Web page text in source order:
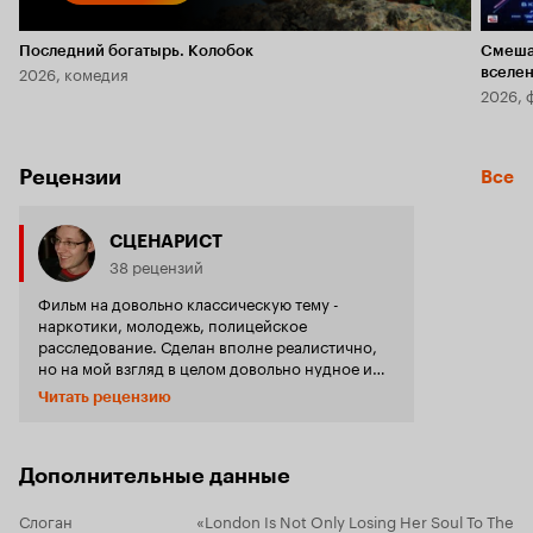
Последний богатырь. Колобок
2026, комедия
2026,
Рецензии Все
СЦЕНАРИСТ
38 рецензий
Фильм на довольно классическую тему -
наркотики, молодежь, полицейское
расследование. Сделан вполне реалистично,
но на мой взгляд в целом довольно нудное и
затянутое зрелище. Да и Харви Кейтель в роли
очередного полицейского с личными
самом высоком уровне. Да и режиссура Дэнни
Кенона чем-то напоминает фильм Майкла
Манна 'Схватка ' или 'Полиция Майями ', что по
Читать рецензию
Дополнительные данные
Слоган
«London Is Not Only Losing Her Soul To The